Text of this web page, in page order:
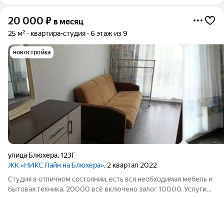
20 000 ₽ в месяц
25 м² квартира-студия 6 этаж из 9
новостройка
улица Блюхера,123Г
ЖК «НИКС Лайн на Блюхера», 2 квартал 2022
Студия в отличном состоянии, есть вся необходимая мебель и
бытовая техника. 20000 всё включено залог 10000. Услуги